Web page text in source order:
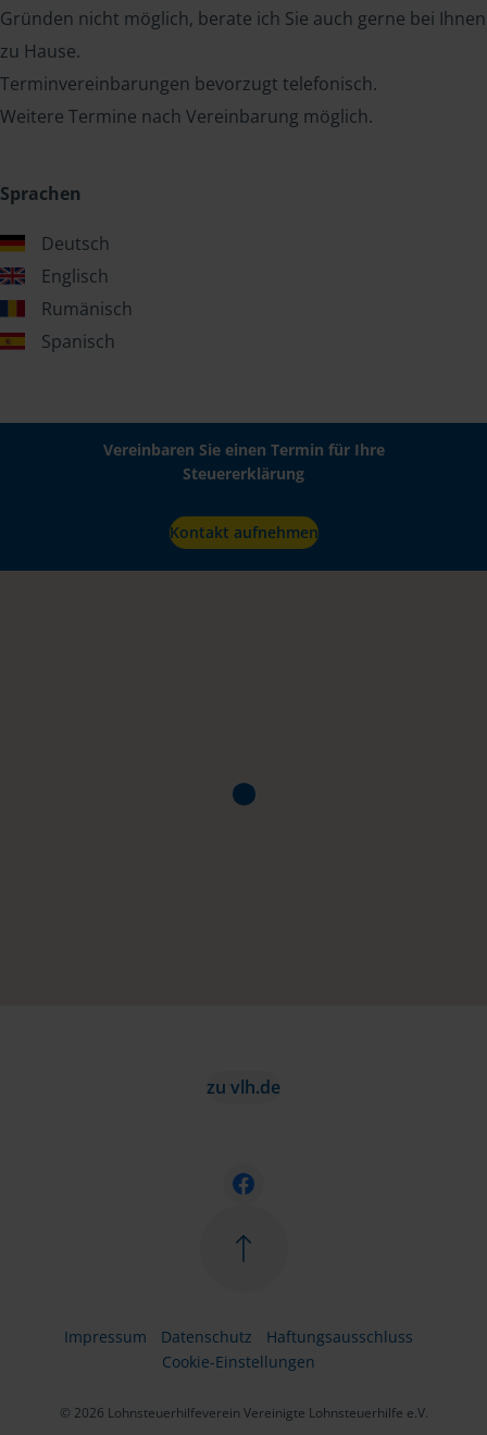
Gründen nicht möglich, berate ich Sie auch gerne bei Ihnen
zu Hause.
Terminvereinbarungen bevorzugt telefonisch.
Weitere Termine nach Vereinbarung möglich.
Sprachen
Deutsch
Englisch
Rumänisch
Spanisch
Vereinbaren Sie einen Termin für Ihre
Steuererklärung
Kontakt aufnehmen
zu vlh.de
Impressum Datenschutz
Haftungsausschluss
Cookie-Einstellungen
© 2026 Lohnsteuerhilfeverein Vereinigte Lohnsteuerhilfe e.V.